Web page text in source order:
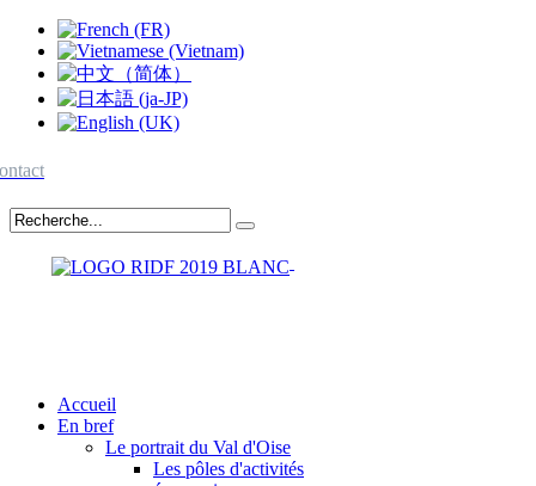
Accueil
En bref
Le portrait du Val d'Oise
Les pôles d'activités